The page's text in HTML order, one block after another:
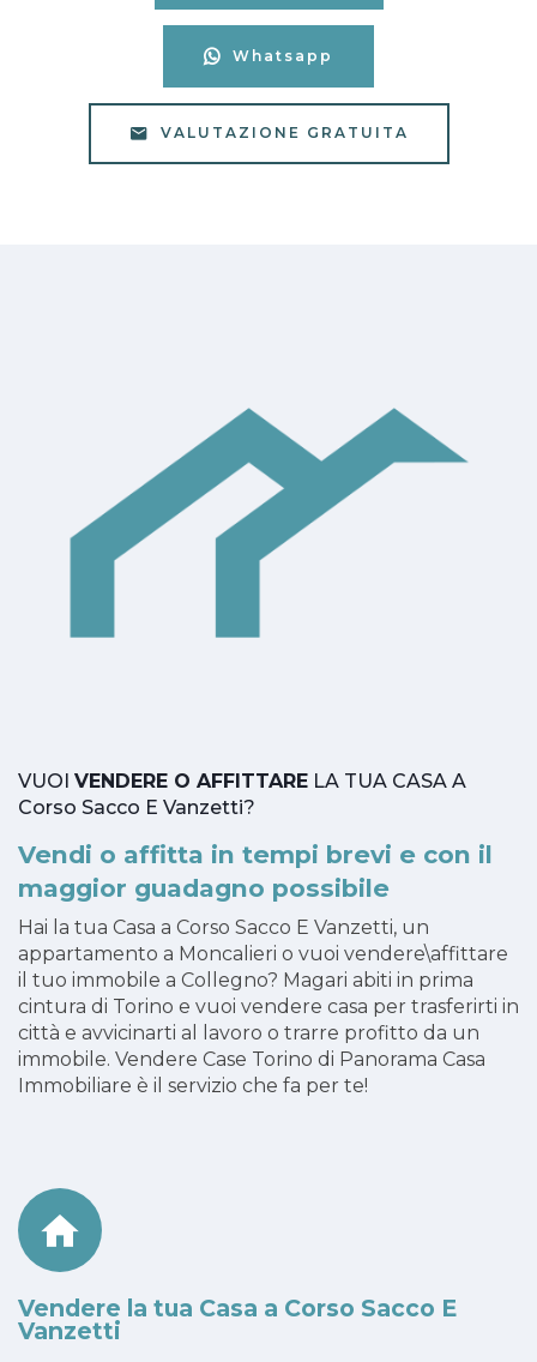
Whatsapp
VALUTAZIONE GRATUITA
VUOI VENDERE O AFFITTARE LA TUA CASA A
Corso Sacco E Vanzetti?
Vendi o affitta in tempi brevi e con il
maggior guadagno possibile
Hai la tua Casa a Corso Sacco E Vanzetti, un
appartamento a Moncalieri o vuoi vendere\affittare
il tuo immobile a Collegno? Magari abiti in prima
cintura di Torino e vuoi vendere casa per trasferirti in
città e avvicinarti al lavoro o trarre profitto da un
immobile. Vendere Case Torino di Panorama Casa
Immobiliare è il servizio che fa per te!
Vendere la tua Casa a Corso Sacco E
Vanzetti